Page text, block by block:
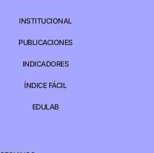
INSTITUCIONAL
PUBLICACIONES
INDICADORES
ÍNDICE FÁCIL
EDULAB